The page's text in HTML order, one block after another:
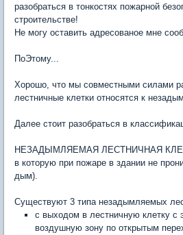
разобраться в тонкостях пожарной
строительстве!
Не могу оставить адресованое мне
ПоЭтому...
Хорошо, что мы совместными силами
лестничные клетки относятся к
Далее стоит разобраться в
НЕЗАДЫМЛЯЕМАЯ ЛЕСТНИЧНАЯ
в которую при пожаре в здании не
дым).
Существуют 3 типа незадымляемых
с выходом в лестничную клетку с
воздушную зону по открытым